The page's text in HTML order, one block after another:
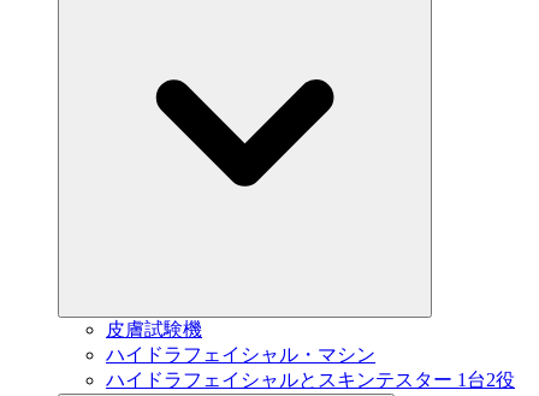
皮膚試験機
ハイドラフェイシャル・マシン
ハイドラフェイシャルとスキンテスター 1台2役